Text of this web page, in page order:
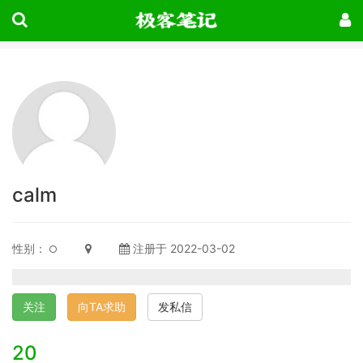
calm
性别： 注册于 2022-03-02
关注 向TA求助 发私信
20